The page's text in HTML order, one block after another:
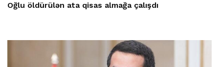
Oğlu öldürülən ata qisas almağa çalışdı